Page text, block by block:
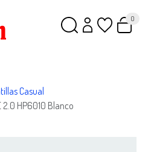
0
Casual
2.0 HP6010 Blanco